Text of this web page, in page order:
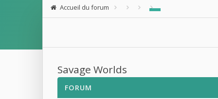
Accueil du forum
Savage Worlds
FORUM